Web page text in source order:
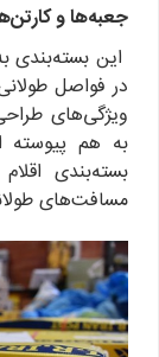
جعبه‌ها و
این بسته‌بندی
در فواصل
ویژگی‌های
به هم
بسته‌بندی
مسافت‌های